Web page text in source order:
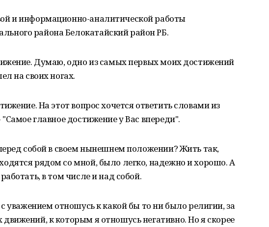
и информационно-аналитической работы
района Белокатайский район РБ.
Думаю, одно из самых первых моих достижений
на своих ногах.
На этот вопрос хочется ответить словами из
главное достижение у Вас впереди".
собой в своем нынешнем положении? Жить так,
рядом со мной, было легко, надежно и хорошо. А
в том числе и над собой.
уважением отношусь к какой бы то ни было религии, за
к которым я отношусь негативно. Но я скорее